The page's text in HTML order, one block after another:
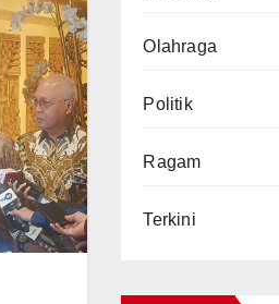
Olahraga
Politik
Ragam
Terkini